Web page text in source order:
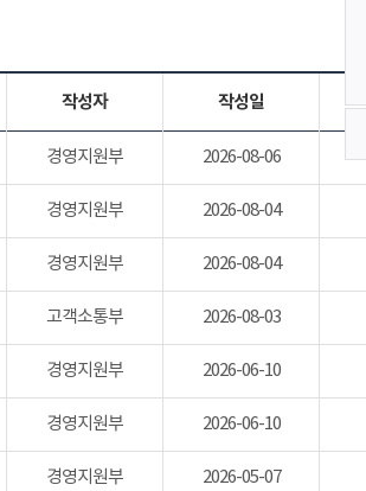
작성자 작성일
경영지원부 2026-08-06
경영지원부 2026-08-04
경영지원부 2026-08-04
고객소통부 2026-08-03
경영지원부 2026-06-10
경영지원부 2026-06-10
경영지원부 2026-05-07